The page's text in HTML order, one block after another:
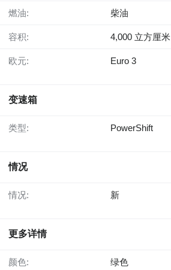
燃油: 柴油
容积: 4,000 立方厘米
欧元: Euro 3
变速箱
类型: PowerShift
情况
情况: 新
更多详情
颜色: 绿色